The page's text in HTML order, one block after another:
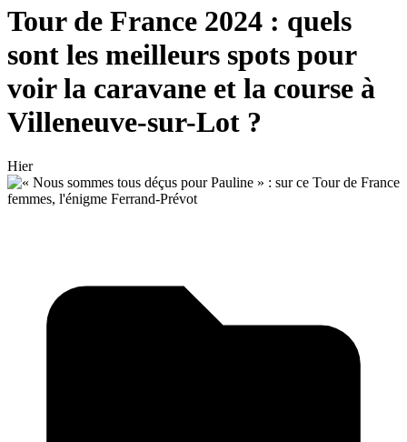
Tour de France 2024 : quels
sont les meilleurs spots pour
voir la caravane et la course à
Villeneuve-sur-Lot ?
Hier